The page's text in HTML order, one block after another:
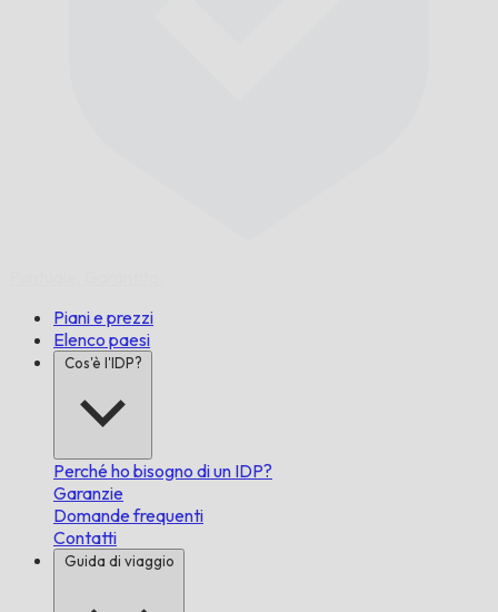
Piani e prezzi
Elenco paesi
Cos'è l'IDP?
Perché ho bisogno di un IDP?
Garanzie
Domande frequenti
Contatti
Guida di viaggio